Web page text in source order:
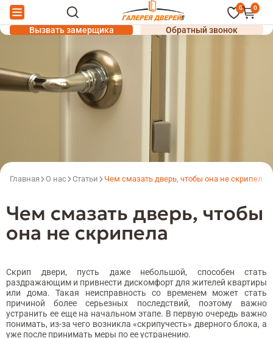
0 0
Вызвать замерщика Обратный звонок
Главная О нас Статьи Чем смазать дверь, чтобы она не скрипела
Чем смазать дверь, чтобы
она не скрипела
Скрип двери, пусть даже небольшой, способен стать
раздражающим и привнести дискомфорт для жителей квартиры
или дома. Такая неисправность со временем может стать
причиной более серьезных последствий, поэтому важно
устранить ее еще на начальном этапе. В первую очередь важно
понимать, из-за чего возникла «скрипучесть» дверного блока, а
уже после принимать меры по ее устранению.